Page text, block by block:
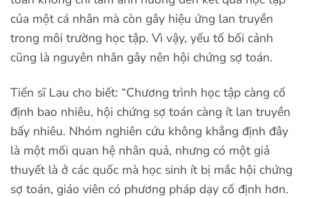
của một cá nhân mà còn gây hiệu ứng lan truyền
trong môi trường học tập. Vì vậy, yếu tố bối cảnh
cũng là nguyên nhân gây nên hội chứng sợ toán.
Tiến sĩ Lau cho biết: “Chương trình học tập càng cố
định bao nhiêu, hội chứng sợ toán càng ít lan truyền
bấy nhiêu. Nhóm nghiên cứu không khẳng định đây
là một mối quan hệ nhân quả, nhưng có một giả
thuyết là ở các quốc mà học sinh ít bị mắc hội chứng
sợ toán, giáo viên có phương pháp dạy cố định hơn.